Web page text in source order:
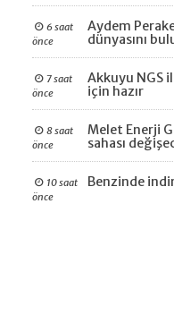
6 saat
önce
Aydem
dünyasını
7 saat
önce
Akkuyu NGS
için hazır
8 saat
önce
Melet Enerji
sahası
10 saat
önce
Benzinde